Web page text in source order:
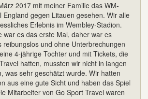
2017 mit meiner Familie das WM-
England gegen Litauen gesehen. Wir alle
Erlebnis im Wembley-Stadion.
war es das erste Mal, daher war es
reibungslos und ohne Unterbrechungen
4-jährige Tochter und mit Tickets, die
hatten, mussten wir nicht in langen
was sehr geschätzt wurde. Wir hatten
aus eine gute Sicht und haben das Spiel
Mitarbeiter von Go Sport Travel waren